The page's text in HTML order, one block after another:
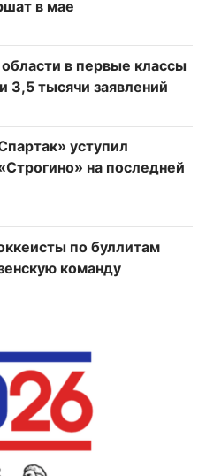
в мае
в первые классы
3,5 тысячи заявлений
уступил
на последней
по буллитам
команду